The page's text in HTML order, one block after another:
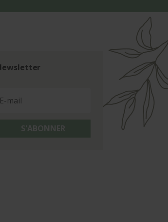
S'ABONNER